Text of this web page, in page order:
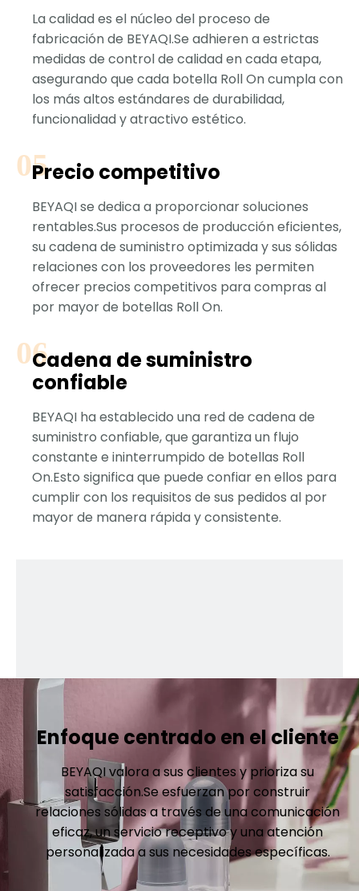
La calidad es el núcleo del proceso de
fabricación de BEYAQI.Se adhieren a estrictas
medidas de control de calidad en cada etapa,
asegurando que cada botella Roll On cumpla con
los más altos estándares de durabilidad,
funcionalidad y atractivo estético.
Precio competitivo
BEYAQI se dedica a proporcionar soluciones
rentables.Sus procesos de producción eficientes,
su cadena de suministro optimizada y sus sólidas
relaciones con los proveedores les permiten
ofrecer precios competitivos para compras al
por mayor de botellas Roll On.
Cadena de suministro
confiable
BEYAQI ha establecido una red de cadena de
suministro confiable, que garantiza un flujo
constante e ininterrumpido de botellas Roll
On.Esto significa que puede confiar en ellos para
cumplir con los requisitos de sus pedidos al por
mayor de manera rápida y consistente.
Enfoque centrado en el cliente
BEYAQI valora a sus clientes y prioriza su
satisfacción.Se esfuerzan por construir
relaciones sólidas a través de una comunicación
eficaz, un servicio receptivo y una atención
personalizada a sus necesidades específicas.